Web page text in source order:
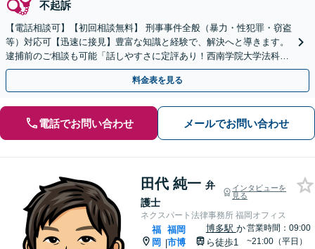
不起訴
【電話相談可】【初回相談無料】 刑事事件全般（暴力・性犯罪・窃盗
等）対応可【迅速に接見】豊富な知識と経験で、解決へと導きます。
逮捕前のご相談も可能「話しやすさに定評あり！西南学院大学法科大
学院内にある事務所」【完全個室】【西新駅5分】
料金表を見る
電話でお問い合わせ メールでお問い合わせ
田代 純一 弁
護士
インタビューを
見る
ネクスパート法律事務所 福岡オフィス
福
岡 |
福岡
市博
博多駅 か
ら徒歩1
営業時間：09:00
~21:00（平日）